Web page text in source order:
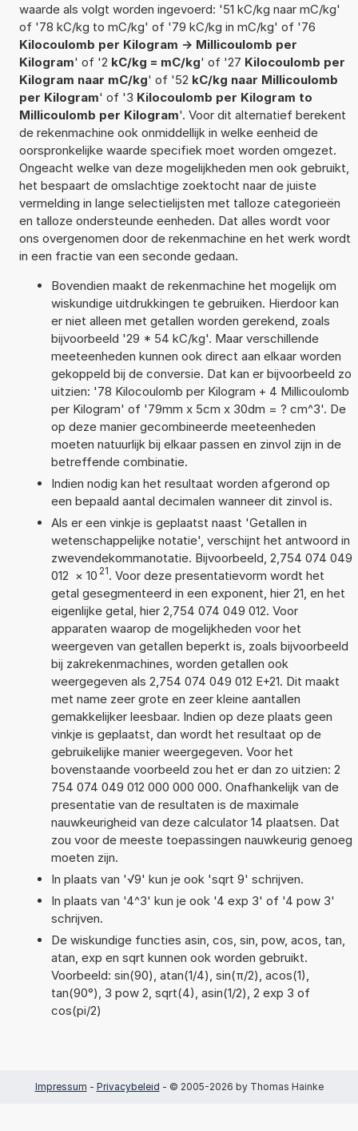
waarde als volgt worden ingevoerd: '51 kC/kg naar mC/kg'
of '78 kC/kg to mC/kg' of '79 kC/kg in mC/kg' of '76
Kilocoulomb per Kilogram -> Millicoulomb per
Kilogram' of '2 kC/kg = mC/kg' of '27 Kilocoulomb per
Kilogram naar mC/kg' of '52 kC/kg naar Millicoulomb
per Kilogram' of '3 Kilocoulomb per Kilogram to
Millicoulomb per Kilogram'. Voor dit alternatief berekent
de rekenmachine ook onmiddellijk in welke eenheid de
oorspronkelijke waarde specifiek moet worden omgezet.
Ongeacht welke van deze mogelijkheden men ook gebruikt,
het bespaart de omslachtige zoektocht naar de juiste
vermelding in lange selectielijsten met talloze categorieën
en talloze ondersteunde eenheden. Dat alles wordt voor
ons overgenomen door de rekenmachine en het werk wordt
in een fractie van een seconde gedaan.
Bovendien maakt de rekenmachine het mogelijk om
wiskundige uitdrukkingen te gebruiken. Hierdoor kan
er niet alleen met getallen worden gerekend, zoals
bijvoorbeeld '29 * 54 kC/kg'. Maar verschillende
meeteenheden kunnen ook direct aan elkaar worden
gekoppeld bij de conversie. Dat kan er bijvoorbeeld zo
uitzien: '78 Kilocoulomb per Kilogram + 4 Millicoulomb
per Kilogram' of '79mm x 5cm x 30dm = ? cm^3'. De
op deze manier gecombineerde meeteenheden
moeten natuurlijk bij elkaar passen en zinvol zijn in de
betreffende combinatie.
Indien nodig kan het resultaat worden afgerond op
een bepaald aantal decimalen wanneer dit zinvol is.
Als er een vinkje is geplaatst naast 'Getallen in
wetenschappelijke notatie', verschijnt het antwoord in
zwevendekommanotatie. Bijvoorbeeld, 2,754 074 049
012 × 10 21. Voor deze presentatievorm wordt het
getal gesegmenteerd in een exponent, hier 21, en het
eigenlijke getal, hier 2,754 074 049 012. Voor
apparaten waarop de mogelijkheden voor het
weergeven van getallen beperkt is, zoals bijvoorbeeld
bij zakrekenmachines, worden getallen ook
weergegeven als 2,754 074 049 012 E+21. Dit maakt
met name zeer grote en zeer kleine aantallen
gemakkelijker leesbaar. Indien op deze plaats geen
vinkje is geplaatst, dan wordt het resultaat op de
gebruikelijke manier weergegeven. Voor het
bovenstaande voorbeeld zou het er dan zo uitzien: 2
754 074 049 012 000 000 000. Onafhankelijk van de
presentatie van de resultaten is de maximale
nauwkeurigheid van deze calculator 14 plaatsen. Dat
zou voor de meeste toepassingen nauwkeurig genoeg
moeten zijn.
In plaats van '√9' kun je ook 'sqrt 9' schrijven.
In plaats van '4^3' kun je ook '4 exp 3' of '4 pow 3'
schrijven.
De wiskundige functies asin, cos, sin, pow, acos, tan,
atan, exp en sqrt kunnen ook worden gebruikt.
Voorbeeld: sin(90), atan(1/4), sin(π/2), acos(1),
tan(90°), 3 pow 2, sqrt(4), asin(1/2), 2 exp 3 of
cos(pi/2)
Impressum - Privacybeleid - © 2005-2026 by Thomas Hainke